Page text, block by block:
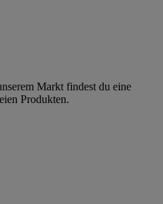
Markt findest du eine
Produkten.